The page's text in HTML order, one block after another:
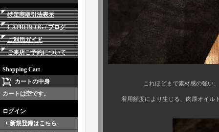
特定商取引法表示
CAPRi BLOG / ブログ
ご利用ガイド
ご来店ご予約について
Shopping Cart
カートの中身
カートは空です。
ログイン
新規登録はこちら
これほどまで素材感の強い、レザ
着用頻度により生じる、肉厚オイルド